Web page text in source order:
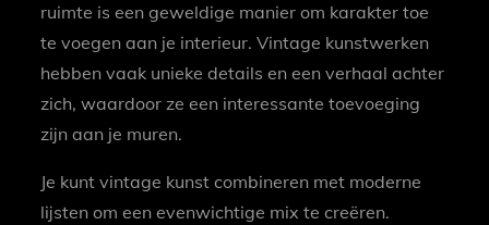
ruimte is een geweldige manier om karakter toe
te voegen aan je interieur. Vintage kunstwerken
hebben vaak unieke details en een verhaal achter
zich, waardoor ze een interessante toevoeging
zijn aan je muren.
Je kunt vintage kunst combineren met moderne
lijsten om een evenwichtige mix te creëren.